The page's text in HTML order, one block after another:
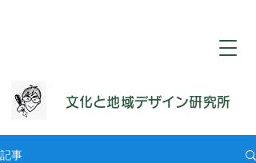
​文化と地域デザイン研究所
記事